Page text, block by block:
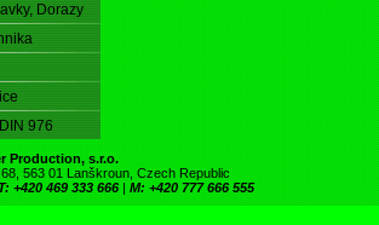
Dorazy
976
Production, s.r.o.
563 01 Lanškroun, Czech Republic
+420 469 333 666 | M: +420 777 666 555